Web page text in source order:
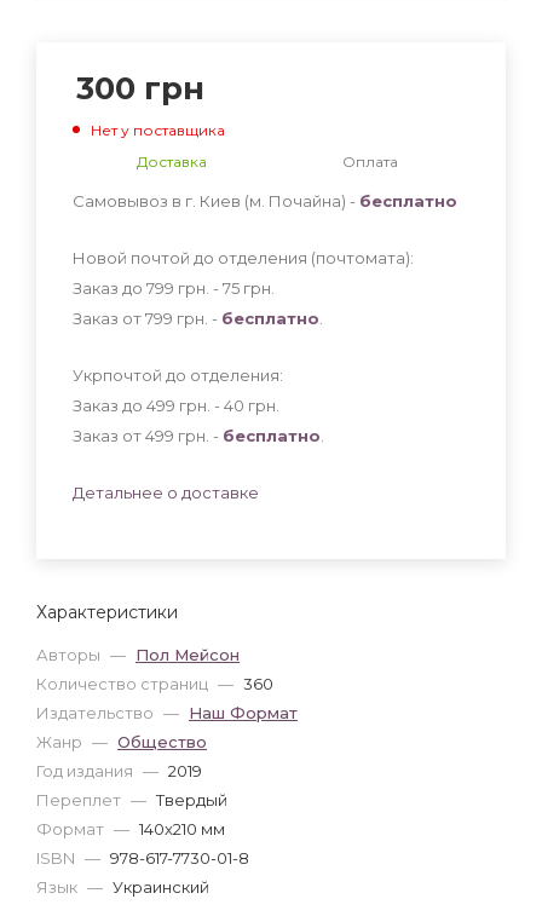
Характеристики
Авторы — Пол Мейсон
Количество страниц — 360
Издательство — Наш Формат
Жанр — Общество
Год издания — 2019
Переплет — Твердый
Формат — 140x210 мм
ISBN — 978-617-7730-01-8
Язык — Украинский
300 грн
Нет у поставщика
Доставка
Оплата
Самовывоз в г. Киев (м. Почайна) - бесплатно
Новой почтой до отделения (почтомата):
Заказ до 799 грн. - 75 грн
Заказ от 799 грн. - бесплатно
Укрпочтой до отделения:
Заказ до 499 грн. - 40 грн
Заказ от 499 грн. - бесплатно
Детальнее о доставке